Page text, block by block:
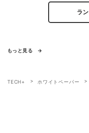
ラ
もっと見る
TECH+ ホワイトペーパー